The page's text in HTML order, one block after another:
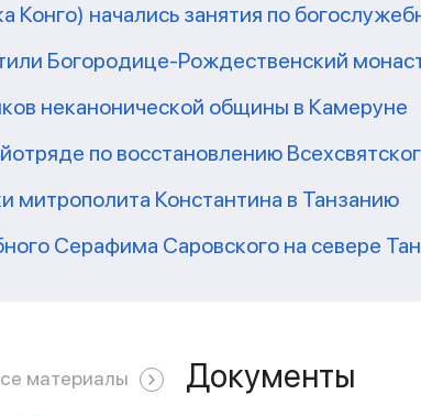
начались занятия по
Богородице-Рождественский
неканонической общины в Камеруне
по восстановлению
митрополита Константина в Танзанию
Серафима Саровского на севере
материалы Документы